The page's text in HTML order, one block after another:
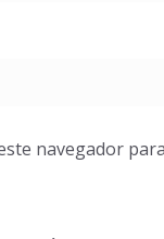
navegador